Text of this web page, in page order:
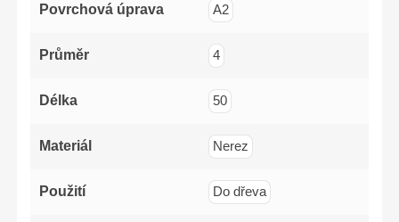
Povrchová úprava A2
Průměr 4
Délka 50
Materiál Nerez
Použití Do dřeva